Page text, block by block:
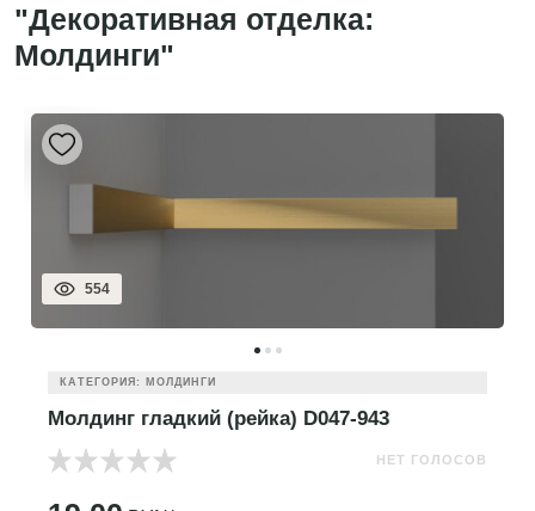
"Декоративная отделка:
Молдинги"
554
КАТЕГОРИЯ: МОЛДИНГИ
Молдинг гладкий (рейка) D047-943
НЕТ ГОЛОСОВ